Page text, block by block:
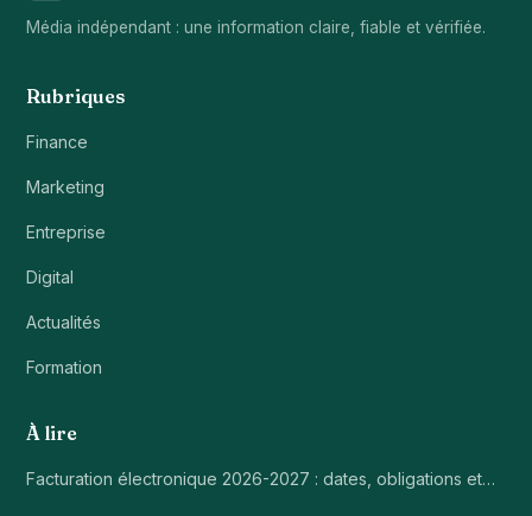
Média indépendant : une information claire, fiable et vérifiée.
Rubriques
Finance
Marketing
Entreprise
Digital
Actualités
Formation
À lire
Facturation électronique 2026-2027 : dates, obligations et…